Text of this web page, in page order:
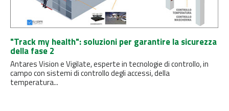
"Track my health": soluzioni per garantire la sicurezza
della fase 2
Antares Vision e Vigilate, esperte in tecnologie di controllo, in
campo con sistemi di controllo degli accessi, della
temperatura...